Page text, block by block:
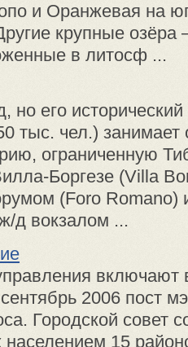
и Оранжевая на
крупные
в литосф ...
но его
тыс. чел.) занимает
ограниченную
Боргезе (Villa
(Foro Romano)
д вокзалом ...
включают
2006 пост
Городской совет
15